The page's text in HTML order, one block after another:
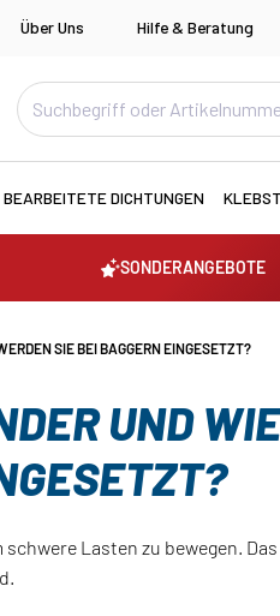
Über Uns Hilfe & Beratung
BEARBEITETE DICHTUNGEN
SONDERANGEBOTE
SIE BEI BAGGERN EINGESETZT?
UND
Lasten zu bewegen.